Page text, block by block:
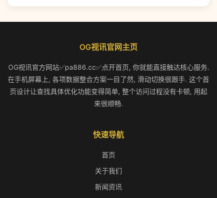
OG视讯官网主页
OG视讯官方网站✅pa886.cc✅点开首页, 你就能直接触达核心服务.
在手机屏幕上, 各项数据整合方案一目了然, 滑动切换很跟手. 这个首
页设计让查找具体优化功能变得简单, 整个访问过程没有卡顿, 用起
来很顺畅.
快速导航
首页
关于我们
新闻资讯